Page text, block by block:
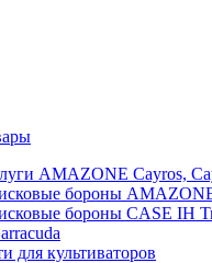
AMAZONE Cayros,
бороны
бороны CASE IH
для культиваторов